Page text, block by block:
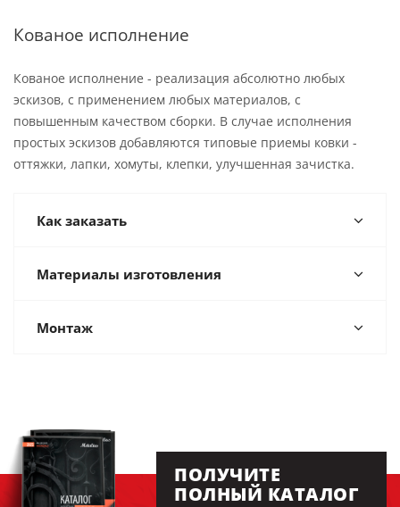
Кованое исполнение
Кованое исполнение - реализация абсолютно любых
эскизов, с применением любых материалов, с
повышенным качеством сборки. В случае исполнения
простых эскизов добавляются типовые приемы ковки -
оттяжки, лапки, хомуты, клепки, улучшенная зачистка.
Как заказать
Материалы изготовления
Монтаж
ПОЛУЧИТЕ
ПОЛНЫЙ КАТАЛОГ